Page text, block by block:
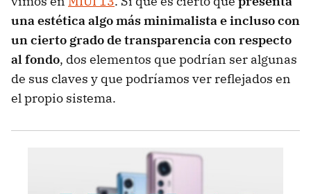
una estética algo más minimalista e incluso con
un cierto grado de transparencia con respecto
al fondo, dos elementos que podrían ser algunas
de sus claves y que podríamos ver reflejados en
el propio sistema.